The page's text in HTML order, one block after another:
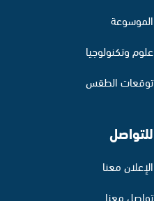
الموسوعة
علوم وتكنولوجيا
توقعات الطقس
للتواصل
الإعلان معنا
تواصل معنا